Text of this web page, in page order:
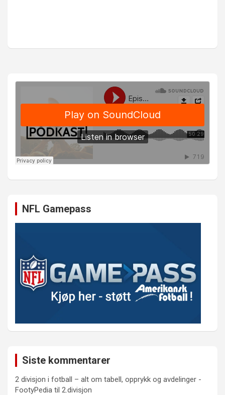
NFL Gamepass
Siste kommentarer
2 divisjon i fotball – alt om tabell, opprykk og avdelinger -
FootyPedia til 2.divisjon